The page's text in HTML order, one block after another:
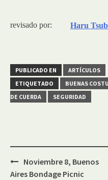
revisado por: Haru
PUBLICADO EN
ARTÍCULOS
ETIQUETADO
BUENAS
DE CUERDA
SEGURIDAD
Navegación
de
Noviembre 8, Buenos
Aires Bondage Picnic